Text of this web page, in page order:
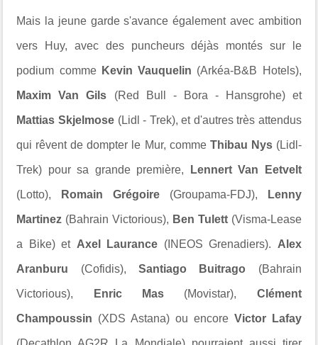
Mais la jeune gardes'avance également avec ambition
vers Huy, avec des puncheurs déjàs montés sur le
podium comme Kevin Vauquelin (Arkéa-B&B Hotels),
Maxim Van Gils (Red Bull - Bora - Hansgrohe) et
Mattias Skjelmose (Lidl - Trek), et d'autres très attendus
qui rêvent de dompter le Mur, comme Thibau Nys(Lidl-
Trek) pour sa grande première, Lennert Van Eetvelt
(Lotto), Romain Grégoire (Groupama-FDJ), Lenny
Martinez (Bahrain Victorious), Ben Tulett(Visma-Lease
a Bike) et Axel Laurance (INEOS Grenadiers). Alex
Aranburu (Cofidis), Santiago Buitrago (Bahrain
Victorious), Enric Mas (Movistar), Clément
Champoussin (XDS Astana) ou encore Victor Lafay